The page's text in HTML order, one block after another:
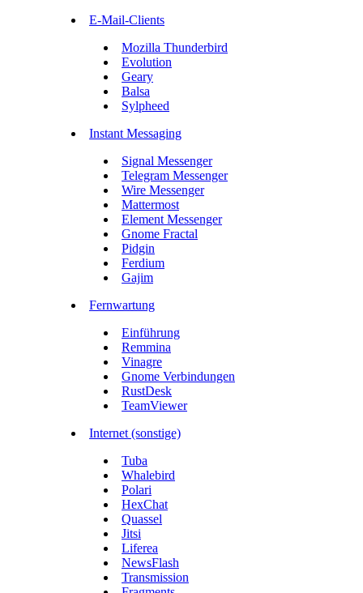
E-Mail-Clients
Mozilla Thunderbird
Evolution
Geary
Balsa
Sylpheed
Instant Messaging
Signal Messenger
Telegram Messenger
Wire Messenger
Mattermost
Element Messenger
Gnome Fractal
Pidgin
Ferdium
Gajim
Fernwartung
Einführung
Remmina
Vinagre
Gnome Verbindungen
RustDesk
TeamViewer
Internet (sonstige)
Tuba
Whalebird
Polari
HexChat
Quassel
Jitsi
Liferea
NewsFlash
Transmission